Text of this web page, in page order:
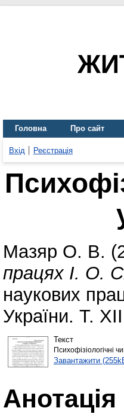
Головна Про сайт
Вхід Реєстрація
Мазяр О. В.
працях І. О.
наукових
України. Т.
Текст
Психофізіологічні
Завантажити
Анотація